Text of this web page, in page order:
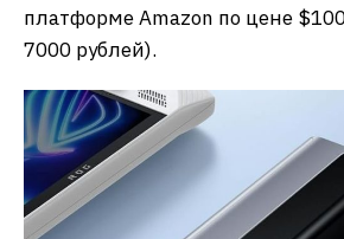
платформе Amazon по цене
7000 рублей).